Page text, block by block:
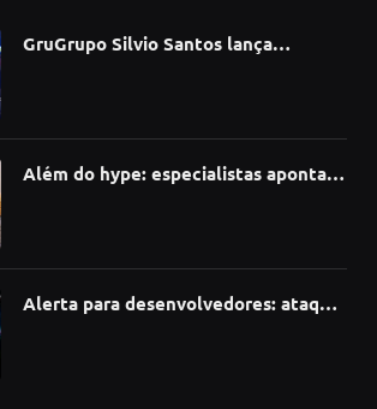
GruGrupo Silvio Santos lança
Além do hype: especialistas apontam
Alerta para desenvolvedores: ataque